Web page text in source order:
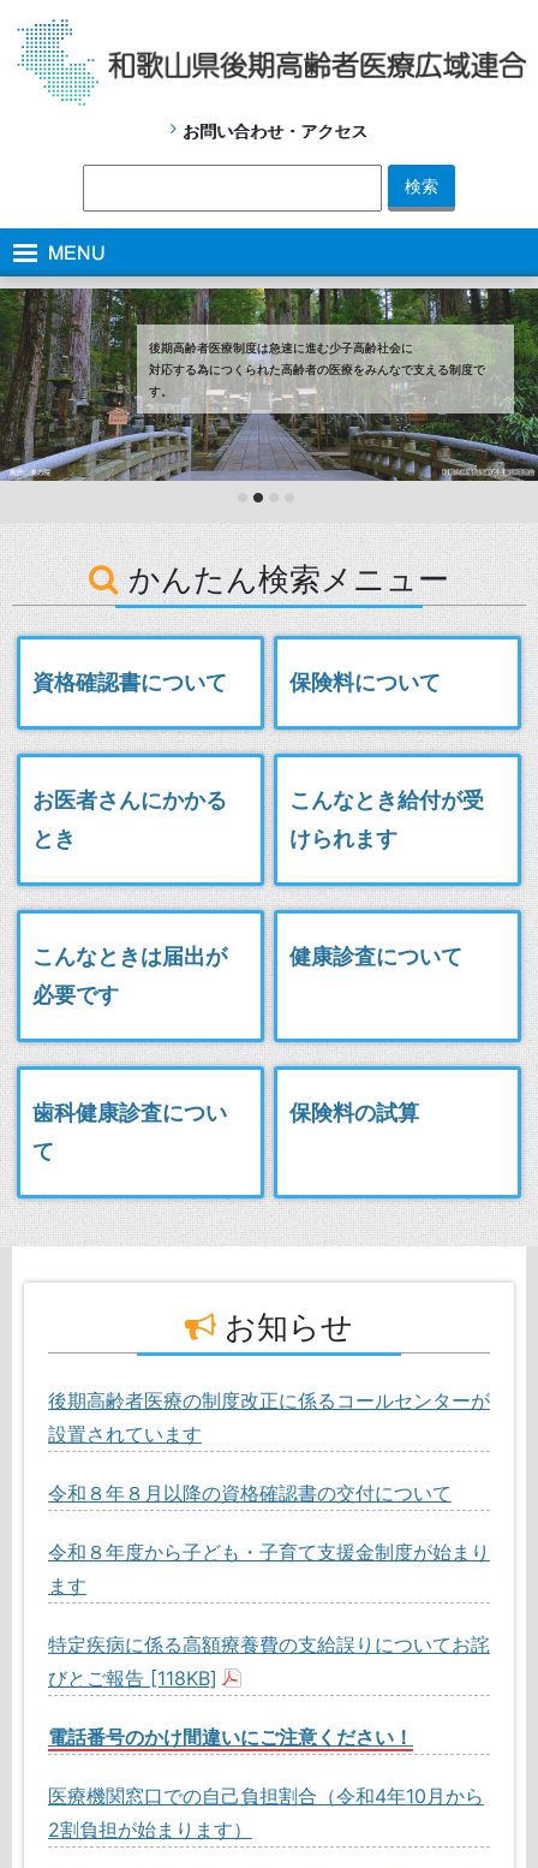
お問い合わせ・アクセス
後期高齢者医療制度は急速に進む少子高齢社会に
対応する為につくられた高齢者の医療をみんなで支える制度で
す。
かんたん検索メニュー
資格確認書について 保険料について
お医者さんにかかる
とき
こんなとき給付が受
けられます
こんなときは届出が
必要です
健康診査について
歯科健康診査につい
て
保険料の試算
お知らせ
後期高齢者医療の制度改正に係るコールセンターが
設置されています
令和８年８月以降の資格確認書の交付について
令和８年度から子ども・子育て支援金制度が始まり
ます
特定疾病に係る高額療養費の支給誤りについてお詫
びとご報告 [118KB]
電話番号のかけ間違いにご注意ください ！
医療機関窓口での自己負担割合（令和4年10月から
2割負担が始まります）